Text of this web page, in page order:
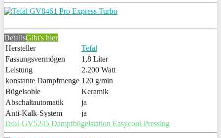
DetailsGibt's hier
Hersteller
Tefal
Fassungsvermögen
1,8 Liter
Leistung
2.200 Watt
konstante Dampfmenge 120 g/min
Bügelsohle
Keramik
Abschaltautomatik
ja
Anti-Kalk-System
ja
Tefal GV5245 Dampfbügelstation Easycord Pressing